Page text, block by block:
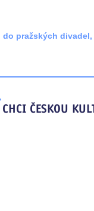
pražských divadel,